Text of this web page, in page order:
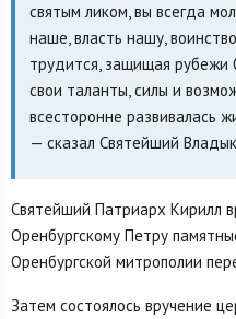
святым ликом, вы всегда
наше, власть нашу,
трудится, защищая рубежи
свои таланты, силы и
всесторонне развивалась
— сказал Святейший
Святейший Патриарх Кирилл
Оренбургскому Петру
Оренбургской митрополии
Затем состоялось вручение